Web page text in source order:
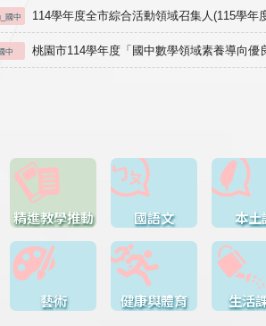
國中 114學年度全市綜合活動領域召集人(115學年
中 桃園市114學年度「國中數學領域素養導向優
精進教學推動 國語文 本土
藝術 健康與體育 生活